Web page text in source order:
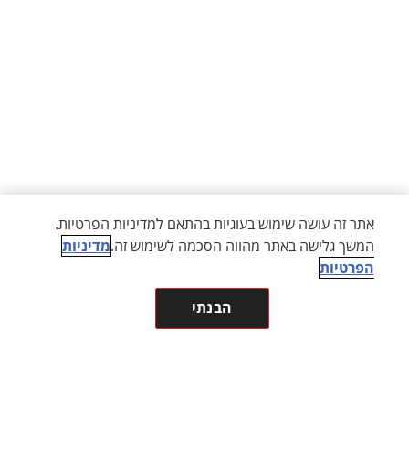
אתר זה עושה שימוש בעוגיות בהתאם למדיניות הפרטיות.
המשך גלישה באתר מהווה הסכמה לשימוש זה.מדיניות
הפרטיות
הבנתי